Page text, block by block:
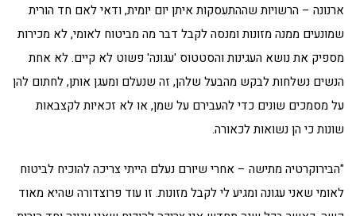
ארנונה – הרשויות שההתעסקות איתן יום יומית, ודאי לאם חד הורית
שמונעים ממנה מזונות ומנסה לקבל דבר מה מביטוח לאומי, לא מכירות
מספיק את נושא העגינות והסטטוס 'עגונה' פשוט לא קיים. לא אחת
הנשים נשלחות לבקש מהבעל שלהן, זה שנעלם ומעגן אותן, לחתום להן
על מסמכים שונים כדי להעבירם על שמן, או לא זכאיות לקצבאות
שונות כי הן נשואות לכאורה.
"הבירוקרטיה מתישה – אחרי שיורם נעלם הייתי צריכה להוכיח לביטוח
לאומי שאני עגונה ומגיע לי לקבל מזונות. זו עוד פרוצדורה שהיא מאוד